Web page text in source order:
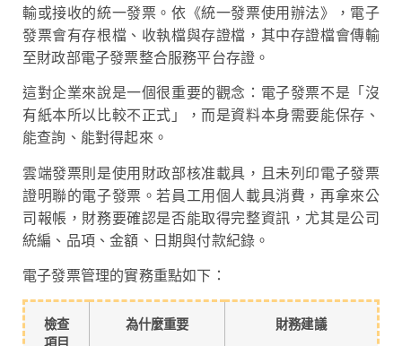
輸或接收的統一發票。依《統一發票使用辦法》，電子
發票會有存根檔、收執檔與存證檔，其中存證檔會傳輸
至財政部電子發票整合服務平台存證。
這對企業來說是一個很重要的觀念：電子發票不是「沒
有紙本所以比較不正式」，而是資料本身需要能保存、
能查詢、能對得起來。
雲端發票則是使用財政部核准載具，且未列印電子發票
證明聯的電子發票。若員工用個人載具消費，再拿來公
司報帳，財務要確認是否能取得完整資訊，尤其是公司
統編、品項、金額、日期與付款紀錄。
電子發票管理的實務重點如下：
檢查
為什麼重要 財務建議